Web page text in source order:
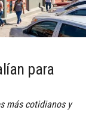
para
más cotidianos y